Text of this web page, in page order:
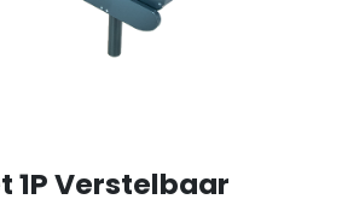
1P Verstelbaar